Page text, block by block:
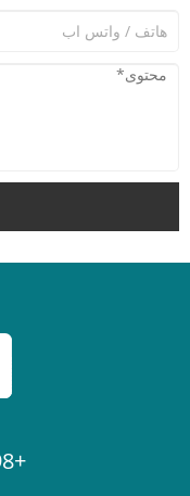
+86-535-6726098